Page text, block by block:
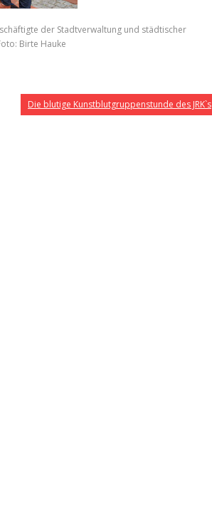
der Stadtverwaltung und städtischer
Birte Hauke
Die blutige Kunstblutgruppenstunde des JRK`s